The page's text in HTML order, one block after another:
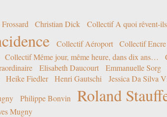
Christian Dick Collectif A quoi rêvent-
Collectif Aéroport
Collectif
Collectif Même jour, même heure, dans dix ans…
Elisabeth Daucourt Emmanuelle Sorg
Heike Fiedler Henri Gautschi
Jessica Da Silva
Philippe Bonvin Roland
Mugny